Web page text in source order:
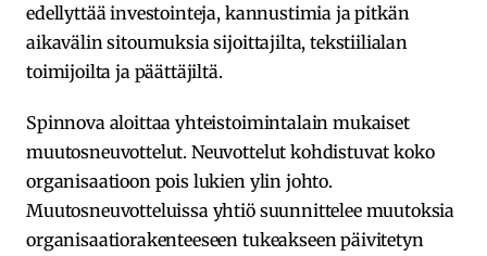
edellyttää investointeja, kannustimia ja pitkän
aikavälin sitoumuksia sijoittajilta, tekstiilialan
toimijoilta ja päättäjiltä.
Spinnova aloittaa yhteistoimintalain mukaiset
muutosneuvottelut. Neuvottelut kohdistuvat koko
organisaatioon pois lukien ylin johto.
Muutosneuvotteluissa yhtiö suunnittelee muutoksia
organisaatiorakenteeseen tukeakseen päivitetyn